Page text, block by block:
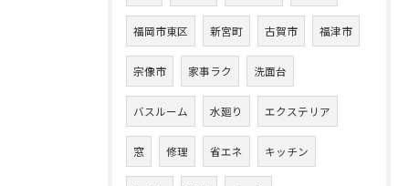
福岡市東区 新宮町 古賀市 福津市
宗像市 家事ラク 洗面台
バスルーム 水廻り エクステリア
窓 修理 省エネ キッチン